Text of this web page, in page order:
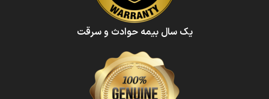
یک سال بیمه حوادث و سرقت